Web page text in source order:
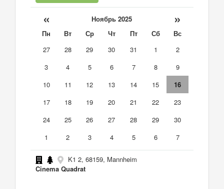
« Ноябрь 2025 »
Пн Вт Ср Чт Пт Сб
Вс
27
28 29 30 31 1
2
3
4 5 6 7 8
9
10
11 12 13 14 15
16
17
18 19 20 21 22
23
24
25 26 27 28 29
30
1
2 3 4 5 6 7
K1 2, 68159, Mannheim
Cinema Quadrat